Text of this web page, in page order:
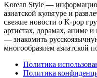
Korean Style —
азиатской культуре и
свежие новости о K-pop
артистах, дорамах, аниме
— знакомить
многообразием азиатской
Политика
Политика